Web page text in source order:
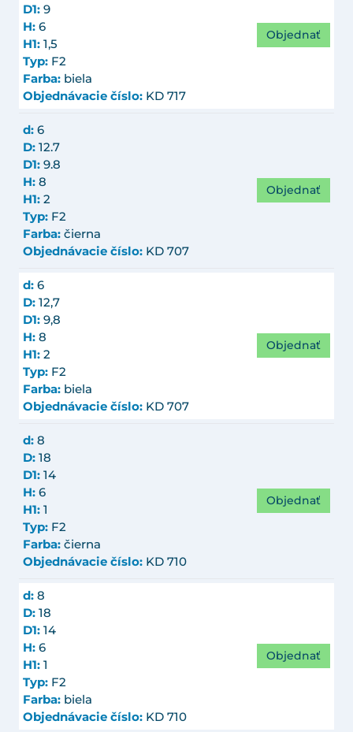
D1: 9
H: 6
H1: 1,5
Typ: F2
Farba: biela
Objednávacie číslo: KD 717
Objednať
d: 6
D: 12.7
D1: 9.8
H: 8
H1: 2
Typ: F2
Farba: čierna
Objednávacie číslo: KD 707
Objednať
d: 6
D: 12,7
D1: 9,8
H: 8
H1: 2
Typ: F2
Farba: biela
Objednávacie číslo: KD 707
Objednať
d: 8
D: 18
D1: 14
H: 6
H1: 1
Typ: F2
Farba: čierna
Objednávacie číslo: KD 710
Objednať
d: 8
D: 18
D1: 14
H: 6
H1: 1
Typ: F2
Farba: biela
Objednávacie číslo: KD 710
Objednať